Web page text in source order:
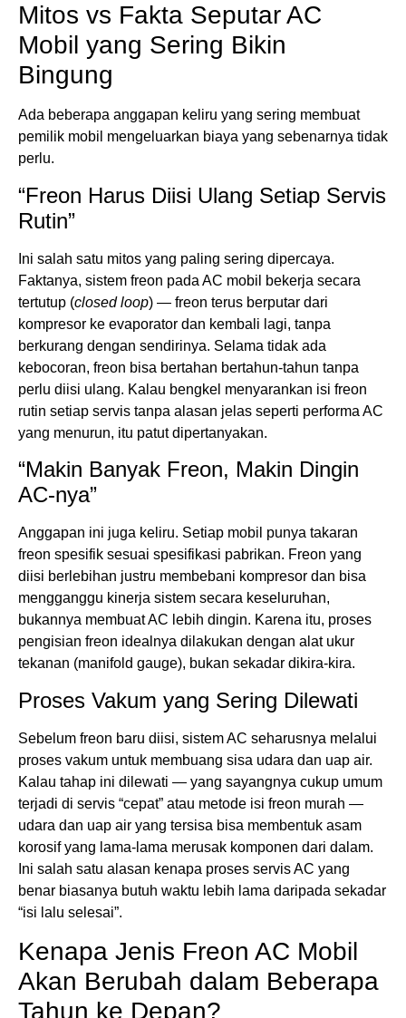
Mitos vs Fakta Seputar AC
Mobil yang Sering Bikin
Bingung
Ada beberapa anggapan keliru yang sering membuat
pemilik mobil mengeluarkan biaya yang sebenarnya tidak
perlu.
“Freon Harus Diisi Ulang Setiap Servis
Rutin”
Ini salah satu mitos yang paling sering dipercaya.
Faktanya, sistem freon pada AC mobil bekerja secara
tertutup (closed loop) — freon terus berputar dari
kompresor ke evaporator dan kembali lagi, tanpa
berkurang dengan sendirinya. Selama tidak ada
kebocoran, freon bisa bertahan bertahun-tahun tanpa
perlu diisi ulang. Kalau bengkel menyarankan isi freon
rutin setiap servis tanpa alasan jelas seperti performa AC
yang menurun, itu patut dipertanyakan.
“Makin Banyak Freon, Makin Dingin
AC-nya”
Anggapan ini juga keliru. Setiap mobil punya takaran
freon spesifik sesuai spesifikasi pabrikan. Freon yang
diisi berlebihan justru membebani kompresor dan bisa
mengganggu kinerja sistem secara keseluruhan,
bukannya membuat AC lebih dingin. Karena itu, proses
pengisian freon idealnya dilakukan dengan alat ukur
tekanan (manifold gauge), bukan sekadar dikira-kira.
Proses Vakum yang Sering Dilewati
Sebelum freon baru diisi, sistem AC seharusnya melalui
proses vakum untuk membuang sisa udara dan uap air.
Kalau tahap ini dilewati — yang sayangnya cukup umum
terjadi di servis “cepat” atau metode isi freon murah —
udara dan uap air yang tersisa bisa membentuk asam
korosif yang lama-lama merusak komponen dari dalam.
Ini salah satu alasan kenapa proses servis AC yang
benar biasanya butuh waktu lebih lama daripada sekadar
“isi lalu selesai”.
Kenapa Jenis Freon AC Mobil
Akan Berubah dalam Beberapa
Tahun ke Depan?